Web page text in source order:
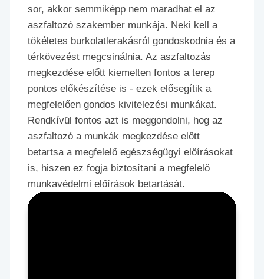
sor, akkor semmiképp nem maradhat el az
aszfaltozó szakember munkája. Neki kell a
tökéletes burkolatlerakásról gondoskodnia és a
térkövezést megcsinálnia. Az aszfaltozás
megkezdése előtt kiemelten fontos a terep
pontos előkészítése is - ezek elősegítik a
megfelelően gondos kivitelezési munkákat.
Rendkívül fontos azt is meggondolni, hog az
aszfaltozó a munkák megkezdése előtt
betartsa a megfelelő egészségügyi előírásokat
is, hiszen ez fogja biztosítani a megfelelő
munkavédelmi előírások betartását.